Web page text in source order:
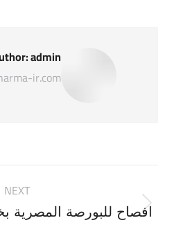
admin
ir.com
navigation
NEXT
افصاح للبورصة المصرية